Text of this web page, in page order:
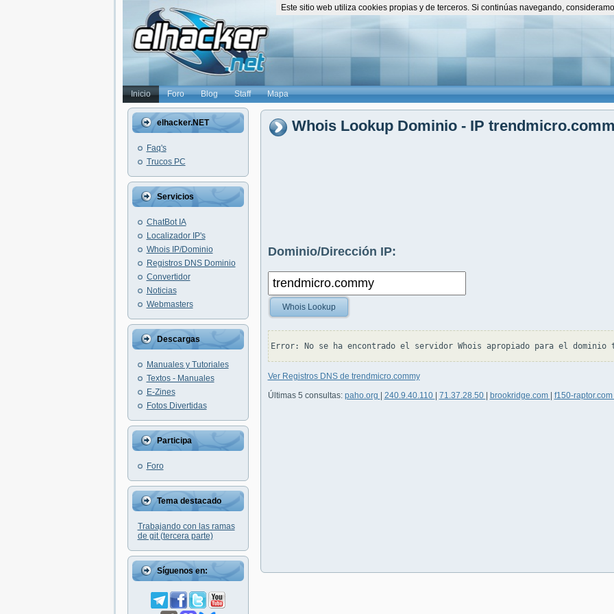
Inicio Foro Blog Staff Mapa
elhacker.NET
Faq's
Trucos PC
Servicios
ChatBot IA
Localizador IP's
Whois IP/Dominio
Registros DNS Dominio
Convertidor
Noticias
Webmasters
Descargas
Manuales y Tutoriales
Textos - Manuales
E-Zines
Fotos Divertidas
Participa
Foro
Tema destacado
Trabajando con las ramas
de git (tercera parte)
Síguenos en:
Whois Lookup Dominio - IP
Dominio/Dirección IP:
Whois Lookup
Ver Registros DNS de trendmicro.commy
Últimas 5 consultas: paho.org 240.9.40.110 71.37.28.50 brookridge.com f150-raptor.com
Este sitio web utiliza cookies propias y de terceros. Si continúas navegando,